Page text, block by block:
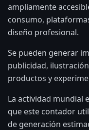
ampliamente
consumo,
diseño profesional.
Se pueden generar
publicidad,
productos y
La actividad mundial
que este contador
de generación